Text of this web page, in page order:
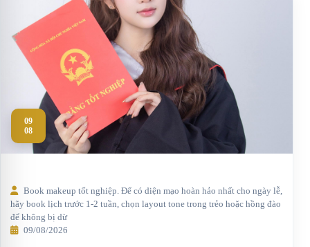
09
08
Book makeup tốt nghiệp. Để có diện mạo hoàn hảo nhất cho ngày lễ,
hãy book lịch trước 1-2 tuần, chọn layout tone trong trẻo hoặc hồng đào
để không bị dừ
09/08/2026